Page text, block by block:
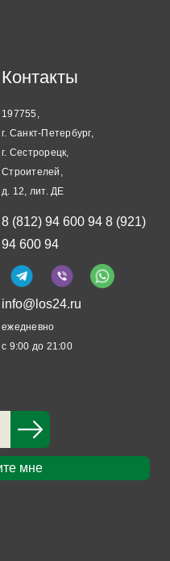
Контакты
197755,
г. Санкт-Петербург,
г. Сестрорецк,
Строителей,
д. 12, лит. ДЕ
8 (812) 94 600 94 8 (921)
94 600 94
info@los24.ru
ежедневно
с 9:00 до 21:00
мне